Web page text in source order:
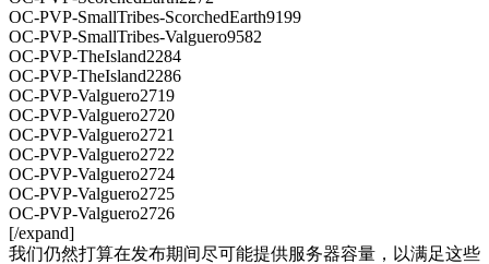
OC-PVP-SmallTribes-ScorchedEarth9199
OC-PVP-SmallTribes-Valguero9582
OC-PVP-TheIsland2284
OC-PVP-TheIsland2286
OC-PVP-Valguero2719
OC-PVP-Valguero2720
OC-PVP-Valguero2721
OC-PVP-Valguero2722
OC-PVP-Valguero2724
OC-PVP-Valguero2725
OC-PVP-Valguero2726
[/expand]
我们仍然打算在发布期间尽可能提供服务器容量，以满足这些